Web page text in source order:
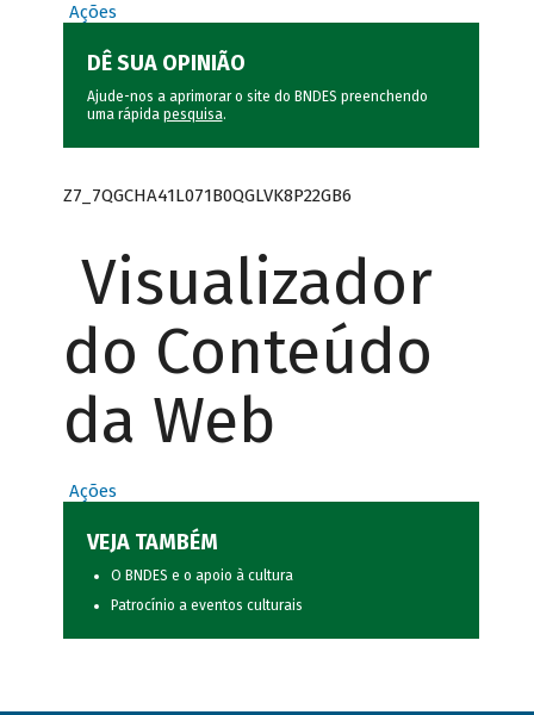
Ações
DÊ SUA OPINIÃO
Ajude-nos a aprimorar o site do BNDES preenchendo
uma rápida pesquisa.
Z7_7QGCHA41L071B0QGLVK8P22GB6
Visualizador
do Conteúdo
da Web
Ações
VEJA TAMBÉM
O BNDES e o apoio à cultura
Patrocínio a eventos culturais